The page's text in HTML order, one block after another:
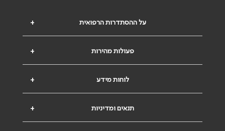
+ על ההסתדרות הרפואית
+ פעולות מהירות
+ לוחות מידע
+ תנאים ומדיניות